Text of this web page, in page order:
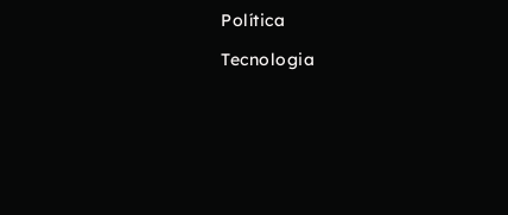
Política
Tecnologia